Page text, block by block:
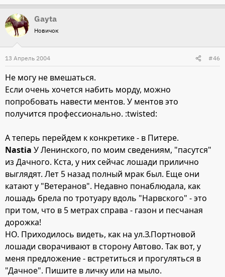
Gayta
Новичок
13 Апрель 2004 #46
Не могу не вмешаться.
Если очень хочется набить морду, можно
попробовать навести ментов. У ментов это
получится профессионально. :twisted:
А теперь перейдем к конкретике - в Питере.
Nastia У Ленинского, по моим сведениям, "пасутся"
из Дачного. Кста, у них сейчас лошади прилично
выглядят. Лет 5 назад полный мрак был. Еще они
катают у "Ветеранов". Недавно понаблюдала, как
лошадь брела по тротуару вдоль "Нарвского" - это
при том, что в 5 метрах справа - газон и песчаная
дорожка!
НО. Приходилось видеть, как на ул.З.Портновой
лошади сворачивают в сторону Автово. Так вот, у
меня предложение - встретиться и прогуляться в
"Дачное". Пишите в личку или на мыло.